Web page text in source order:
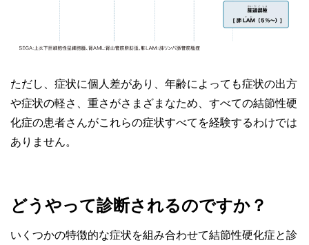
ただし、症状に個人差があり、年齢によっても症状の出方
や症状の軽さ、重さがさまざまなため、すべての結節性硬
化症の患者さんがこれらの症状すべてを経験するわけでは
ありません。
どうやって診断されるのですか？
いくつかの特徴的な症状を組み合わせて結節性硬化症と診